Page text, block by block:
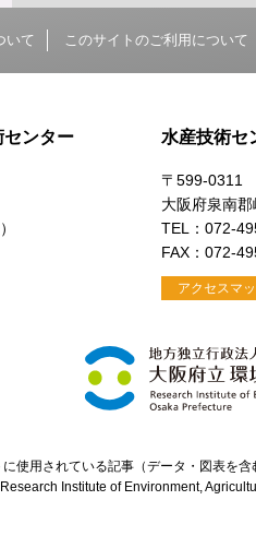
いて このサイトのご利用について
センター 水産技術セ
〒599-0311
大阪府泉南
TEL：072-
FAX：072-
アクセスマ
使用されている記事（データ・図表を
Institute of Environment,